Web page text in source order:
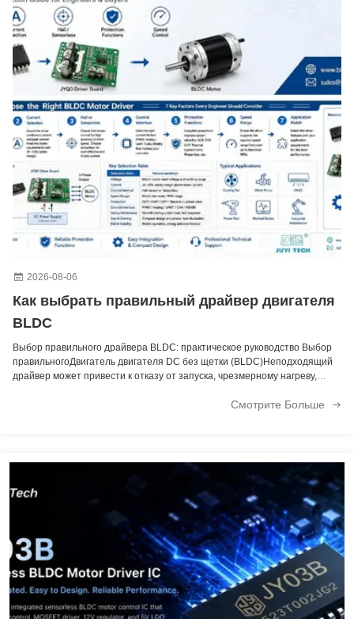
2026-08-06
Как выбрать правильный драйвер двигателя
BLDC
Выбор правильного драйвера BLDC: практическое руководство Выбор
правильногоДвигатель двигателя DC без щетки (BLDC)Неподходящий
драйвер может привести к отказу от запуска, чрезмерному нагреву,
этом руководстве объясняются ключевые факторы...Смотрите Больше